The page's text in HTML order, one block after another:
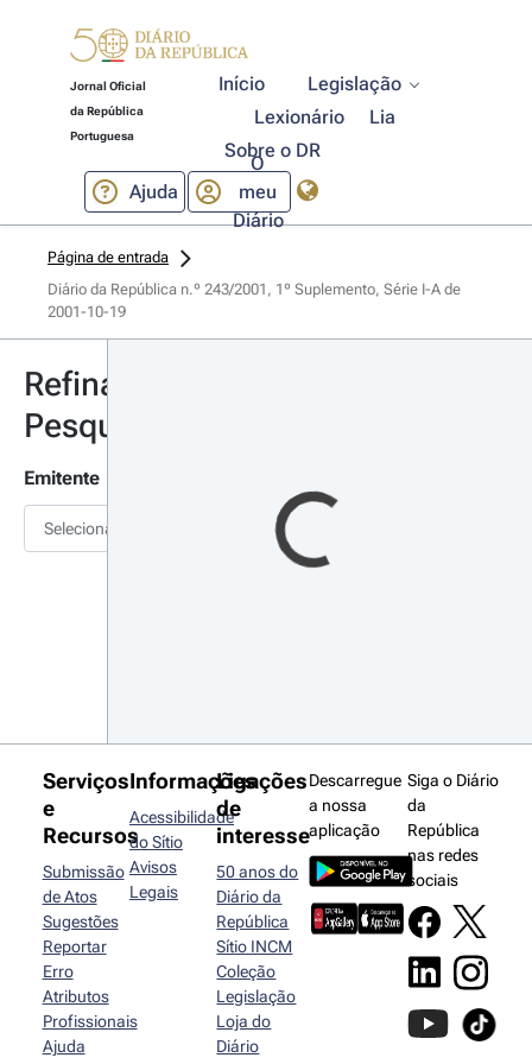
Jornal Oficial
da República
Portuguesa
Início
Legislação
Lexionário
Lia
Sobre o DR
Ajuda
O
meu
Diário
Página de entrada
Diário da República n.º 243/2001, 1º Suplemento, Série I-A de
2001-10-19
Refinar
Pesquisa
Emitente
Selecionar
Serviços
e
Recursos
Submissão
de Atos
Sugestões
Reportar
Erro
Atributos
Profissionais
Ajuda
Informações
Acessibilidade
do Sítio
Avisos
Legais
Ligações
de
interesse
50 anos do
Diário da
República
Sítio INCM
Coleção
Legislação
Loja do
Diário
Descarregue
a nossa
aplicação
Siga o Diário
da
República
nas redes
sociais